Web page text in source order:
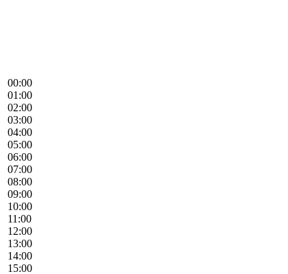
00:00
01:00
02:00
03:00
04:00
05:00
06:00
07:00
08:00
09:00
10:00
11:00
12:00
13:00
14:00
15:00